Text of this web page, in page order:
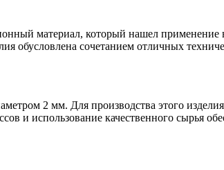
материал, который нашел применение
обусловлена сочетанием отличных
2 мм. Для производства этого
и использование качественного сырья